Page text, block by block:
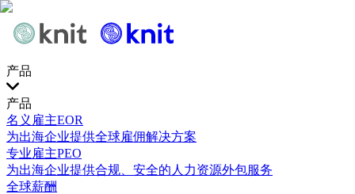
产品
产品
名义雇主EOR
为出海企业提供全球雇佣解决方案
专业雇主PEO
为出海企业提供合规、安全的人力资源外包服务
全球薪酬